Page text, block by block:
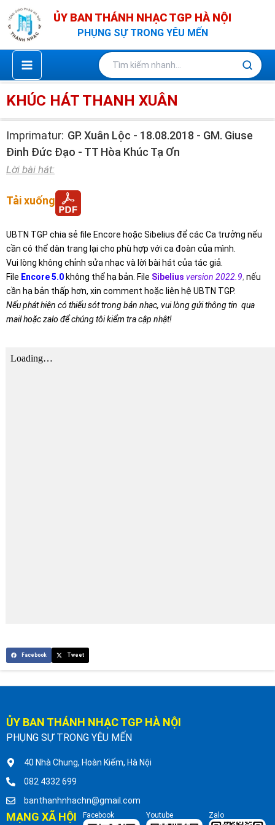
Nhảy
tới
nội
dung
ỦY BAN THÁNH NHẠC TGP HÀ NỘI
PHỤNG SỰ TRONG YÊU MẾN
KHÚC HÁT THANH XUÂN
Imprimatur: GP. Xuân Lộc - 18.08.2018 - GM. Giuse
Đinh Đức Đạo - TT Hòa Khúc Tạ Ơn
Lời bài hát:
Tải xuống
UBTN TGP chia sẻ file Encore hoặc Sibelius để các Ca trưởng nếu
cần có thể dàn trang lại cho phù hợp với ca đoàn của mình.
Vui lòng không chỉnh sửa nhạc và lời bài hát của tác giả.
File Encore 5.0 không thể hạ bản. File Sibelius version 2022.9, nếu
cần hạ bản thấp hơn, xin comment hoặc liên hệ UBTN TGP.
Nếu phát hiện có thiếu sót trong bản nhạc, vui lòng gửi thông tin qua
mail hoặc zalo để chúng tôi kiểm tra cập nhật!
Facebook Tweet
ỦY BAN THÁNH NHẠC TGP HÀ NỘI
PHỤNG SỰ TRONG YÊU MẾN
40 Nhà Chung, Hoàn Kiếm, Hà Nội
082 4332 699
banthanhnhachn@gmail.com
MẠNG XÃ HỘI Facebook Youtube Zalo